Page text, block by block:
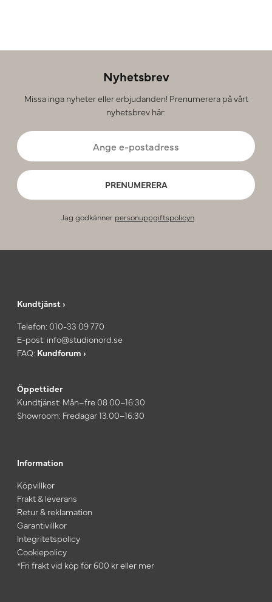
Nyhetsbrev
Missa inga nyheter eller erbjudanden! Prenumerera på vårt
nyhetsbrev här:
PRENUMERERA
Jag godkänner personuppgiftspolicyn.
Kundtjänst ›
Telefon: 010-33 09 770
E-post: info@studionord.se
FAQ: Kundforum ›
Öppettider
Kundtjänst: Mån–fre 08.00–16:30
Showroom: Fredagar 13.00–16:30
Information
Köpvillkor
Frakt & leverans
Retur & reklamation
Garantivillkor
Integritetspolicy
Cookiepolicy
*Fri frakt vid köp för 600 kr eller mer